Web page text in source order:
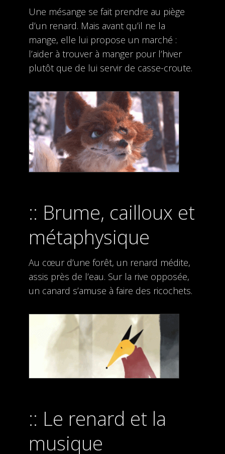
Une mésange se fait prendre au piège
d’un renard. Mais avant qu’il ne la
mange, elle lui propose un marché :
l’aider à trouver à manger pour l’hiver
plutôt que de lui servir de casse-croute.
Brume, cailloux et
métaphysique
Au cœur d’une forêt, un renard médite,
assis près de l’eau. Sur la rive opposée,
un canard s’amuse à faire des ricochets.
Le renard et la
musique